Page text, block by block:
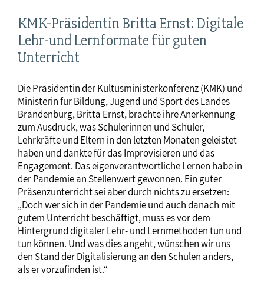
KMK-Präsidentin Britta Ernst: Digitale
Lehr-und Lernformate für guten
Unterricht
Die Präsidentin der Kultusministerkonferenz (KMK) und
Ministerin für Bildung, Jugend und Sport des Landes
Brandenburg, Britta Ernst, brachte ihre Anerkennung
zum Ausdruck, was Schülerinnen und Schüler,
Lehrkräfte und Eltern in den letzten Monaten geleistet
haben und dankte für das Improvisieren und das
Engagement. Das eigenverantwortliche Lernen habe in
der Pandemie an Stellenwert gewonnen. Ein guter
Präsenzunterricht sei aber durch nichts zu ersetzen:
„Doch wer sich in der Pandemie und auch danach mit
gutem Unterricht beschäftigt, muss es vor dem
Hintergrund digitaler Lehr- und Lernmethoden tun und
tun können. Und was dies angeht, wünschen wir uns
den Stand der Digitalisierung an den Schulen anders,
als er vorzufinden ist.“